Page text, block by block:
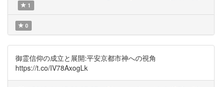
1
0
御霊信仰の成立と展開:平安京都市神への視角
https://t.co/IV78AxogLk